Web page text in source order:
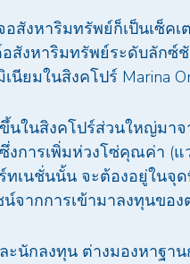
อสังหาริมทรัพย์ก็เป็นเซ็
สังหาริมทรัพย์ระดับลักซ์
นียมในสิงคโปร์ Marina
นในสิงคโปร์ส่วนใหญ่มา
งการเพิ่มห่วงโซ่คุณค่า (
เนชั่นนั้น จะต้องอยู่ในจุ
จากการเข้ามาลงทุนของ
ะนักลงทุน ต่างมองหาฐา